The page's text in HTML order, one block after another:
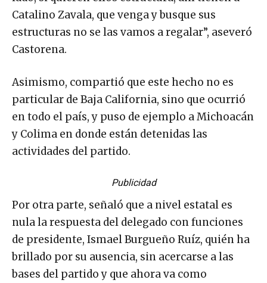
Catalino Zavala, que venga y busque sus
estructuras no se las vamos a regalar”, aseveró
Castorena.
Asimismo, compartió que este hecho no es
particular de Baja California, sino que ocurrió
en todo el país, y puso de ejemplo a Michoacán
y Colima en donde están detenidas las
actividades del partido.
Publicidad
Por otra parte, señaló que a nivel estatal es
nula la respuesta del delegado con funciones
de presidente, Ismael Burgueño Ruíz, quién ha
brillado por su ausencia, sin acercarse a las
bases del partido y que ahora va como